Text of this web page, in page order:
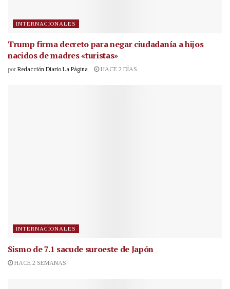
INTERNACIONALES
Trump firma decreto para negar ciudadanía a hijos
nacidos de madres «turistas»
por Redacción Diario La Página HACE 2 DÍAS
INTERNACIONALES
Sismo de 7.1 sacude suroeste de Japón
HACE 2 SEMANAS